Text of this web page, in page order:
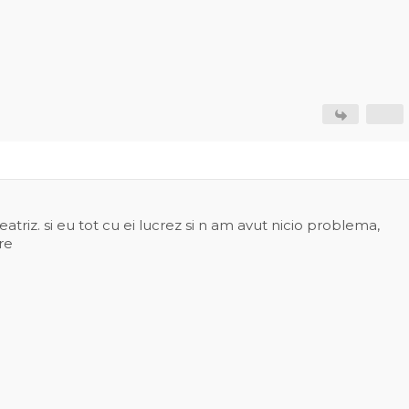
si eu tot cu ei lucrez si n am avut nicio problema,